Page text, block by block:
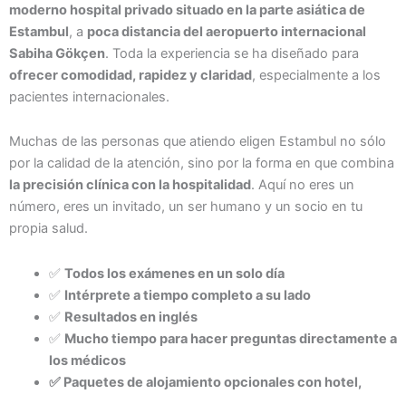
moderno hospital privado situado en la parte asiática de
Estambul, a poca distancia del aeropuerto internacional
Sabiha Gökçen. Toda la experiencia se ha diseñado para
ofrecer comodidad, rapidez y claridad, especialmente a los
pacientes internacionales.
Muchas de las personas que atiendo eligen Estambul no sólo
por la calidad de la atención, sino por la forma en que combina
la precisión clínica con la hospitalidad. Aquí no eres un
número, eres un invitado, un ser humano y un socio en tu
propia salud.
✅ Todos los exámenes en un solo día
✅ Intérprete a tiempo completo a su lado
✅ Resultados en inglés
✅ Mucho tiempo para hacer preguntas directamente a
los médicos
✅ Paquetes de alojamiento opcionales con hotel,